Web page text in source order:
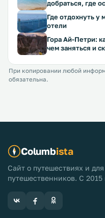
добраться, где
Где отдохнуть
отели
Гора Ай-Петри:
чем заняться и
При копировании любой
обязательна.
Columbista
Сайт о путешествиях и для
путешественников. С 2015